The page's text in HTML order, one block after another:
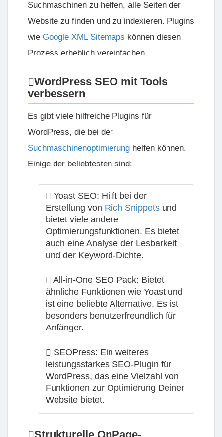
Suchmaschinen zu helfen, alle Seiten der
Website zu finden und zu indexieren. Plugins
wie Google XML Sitemaps können diesen
Prozess erheblich vereinfachen.
WordPress SEO mit Tools
verbessern
Es gibt viele hilfreiche Plugins für
WordPress, die bei der
Suchmaschinenoptimierung helfen können.
Einige der beliebtesten sind:
Yoast SEO: Hilft bei der
Erstellung von Rich Snippets und
bietet viele andere
Optimierungsfunktionen. Es bietet
auch eine Analyse der Lesbarkeit
und der Keyword-Dichte.
All-in-One SEO Pack: Bietet
ähnliche Funktionen wie Yoast und
ist eine beliebte Alternative. Es ist
besonders benutzerfreundlich für
Anfänger.
SEOPress: Ein weiteres
leistungsstarkes SEO-Plugin für
WordPress, das eine Vielzahl von
Funktionen zur Optimierung Deiner
Website bietet.
Strukturelle OnPage-